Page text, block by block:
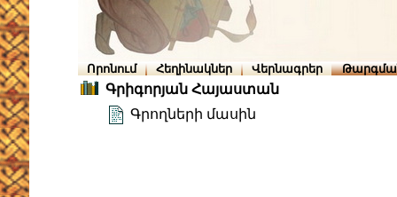
Որոնում Հեղինակներ Վերնագրեր
Գրիգորյան Հայաստան
Գրողների մասին